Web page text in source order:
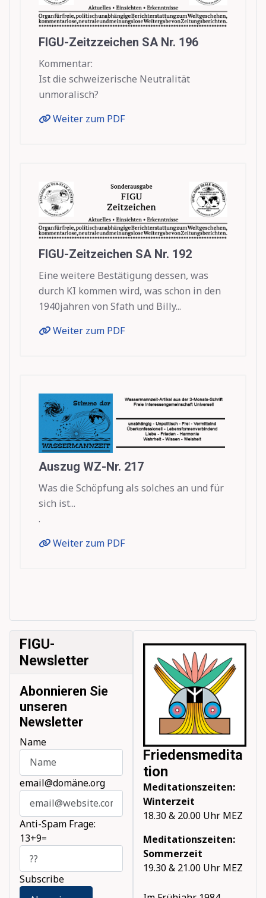
FIGU-Zeitzzeichen SA Nr. 196
Kommentar:
Ist die schweizerische Neutralität
unmoralisch?
Weiter zum PDF
FIGU-Zeitzeichen SA Nr. 192
Eine weitere Bestätigung dessen, was
durch KI kommen wird, was schon in den
1940jahren von Sfath und Billy...
Weiter zum PDF
Auszug WZ-Nr. 217
Was die Schöpfung als solches an und für
sich ist...
.
Weiter zum PDF
FIGU-
Newsletter
Abonnieren Sie
unseren
Newsletter
Name
email@domäne.org
Anti-Spam Frage:
13+9=
Subscribe
Friedensmedita
tion
Meditationszeiten:
Winterzeit
18.30 & 20.00 Uhr MEZ
Meditationszeiten:
Sommerzeit
19.30 & 21.00 Uhr MEZ